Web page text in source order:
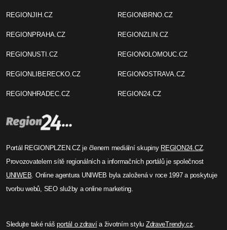
REGIONJIH.CZ
REGIONPRAHA.CZ
REGIONUSTI.CZ
REGIONLIBERECKO.CZ
REGIONHRADEC.CZ
REGIONBRNO.CZ
REGIONZLIN.CZ
REGIONOLOMOUC.CZ
REGIONOSTRAVA.CZ
REGION24.CZ
Portál REGIONPLZEN.CZ je členem mediální skupiny REGION24.CZ.
Provozovatelem sítě regionálních a informačních portálů je společnost
UNIWEB. Online agentura UNIWEB byla založená v roce 1997 a poskytuje
tvorbu webů, SEO služby a online marketing.
Sledujte také nášportál o zdravía životním stylu ZdraveTrendy.cz.